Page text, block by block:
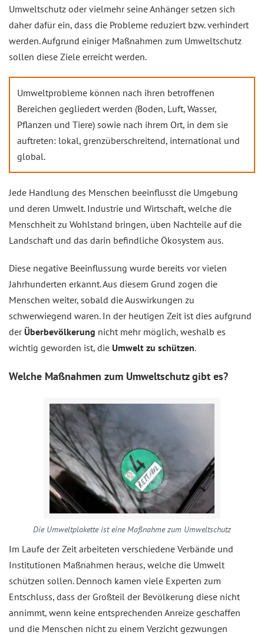
Umweltschutz oder vielmehr seine Anhänger setzen sich
daher dafür ein, dass die Probleme reduziert bzw. verhindert
werden. Aufgrund einiger Maßnahmen zum Umweltschutz
sollen diese Ziele erreicht werden.
Umweltprobleme können nach ihren betroffenen
Bereichen gegliedert werden (Boden, Luft, Wasser,
Pflanzen und Tiere) sowie nach ihrem Ort, in dem sie
auftreten: lokal, grenzüberschreitend, international und
global.
Jede Handlung des Menschen beeinflusst die Umgebung
und deren Umwelt. Industrie und Wirtschaft, welche die
Menschheit zu Wohlstand bringen, üben Nachteile auf die
Landschaft und das darin befindliche Ökosystem aus.
Diese negative Beeinflussung wurde bereits vor vielen
Jahrhunderten erkannt. Aus diesem Grund zogen die
Menschen weiter, sobald die Auswirkungen zu
schwerwiegend waren. In der heutigen Zeit ist dies aufgrund
der Überbevölkerung nicht mehr möglich, weshalb es
wichtig geworden ist, die Umwelt zu schützen.
Welche Maßnahmen zum Umweltschutz gibt es?
Die Umweltplakette ist eine Maßnahme zum Umweltschutz
Im Laufe der Zeit arbeiteten verschiedene Verbände und
Institutionen Maßnahmen heraus, welche die Umwelt
schützen sollen. Dennoch kamen viele Experten zum
Entschluss, dass der Großteil der Bevölkerung diese nicht
annimmt, wenn keine entsprechenden Anreize geschaffen
und die Menschen nicht zu einem Verzicht gezwungen